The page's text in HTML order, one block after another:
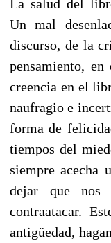
La salud del
Un mal
discurso, de la
pensamiento,
creencia en el
naufragio e
forma de
tiempos del
siempre acecha
dejar que nos
contraatacar.
antigüedad,